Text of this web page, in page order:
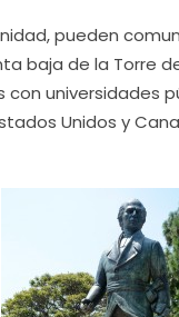
pueden
baja de la Torre
universidades
Unidos y